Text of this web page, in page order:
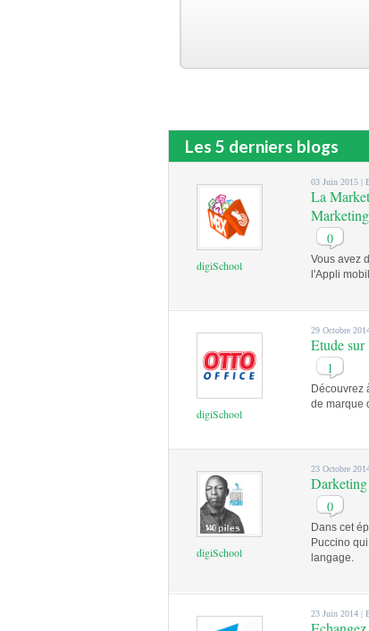
Les 5 derniers blogs
digiSchool
03 Juin 2015 |
La
Marketing
0
Vous avez
l'Appli
digiSchool
29 Octobre
Etude
1
Découvrez
de marque
digiSchool
23 Octobre
0
Dans cet
Puccino
langage.
23 Juin 2014 |